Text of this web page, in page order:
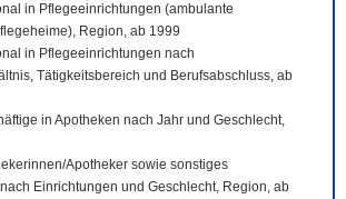
in Pflegeeinrichtungen (ambulante
Region, ab 1999
in Pflegeeinrichtungen nach
Tätigkeitsbereich und Berufsabschluss, ab
in Apotheken nach Jahr und Geschlecht,
Apotheker sowie sonstiges
Einrichtungen und Geschlecht, Region, ab